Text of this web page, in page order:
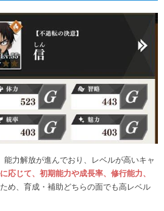
力解放が進んでおり、レベルが高いキャ
応じて、初期能力や成長率、修行能力、
め、育成・補助どちらの面でも高レベル